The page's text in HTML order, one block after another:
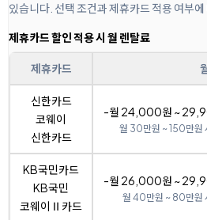
있습니다. 선택 조건과 제휴카드 적용 여부
제휴카드 할인 적용 시 월 렌탈료
제휴카드
신한카드
코웨이
신한카드
-월 24,000원 ~
월 30만원 ~ 150만원
KB국민카드
KB국민
코웨이Ⅱ카드
-월 26,000원 ~
월 40만원 ~ 80만원